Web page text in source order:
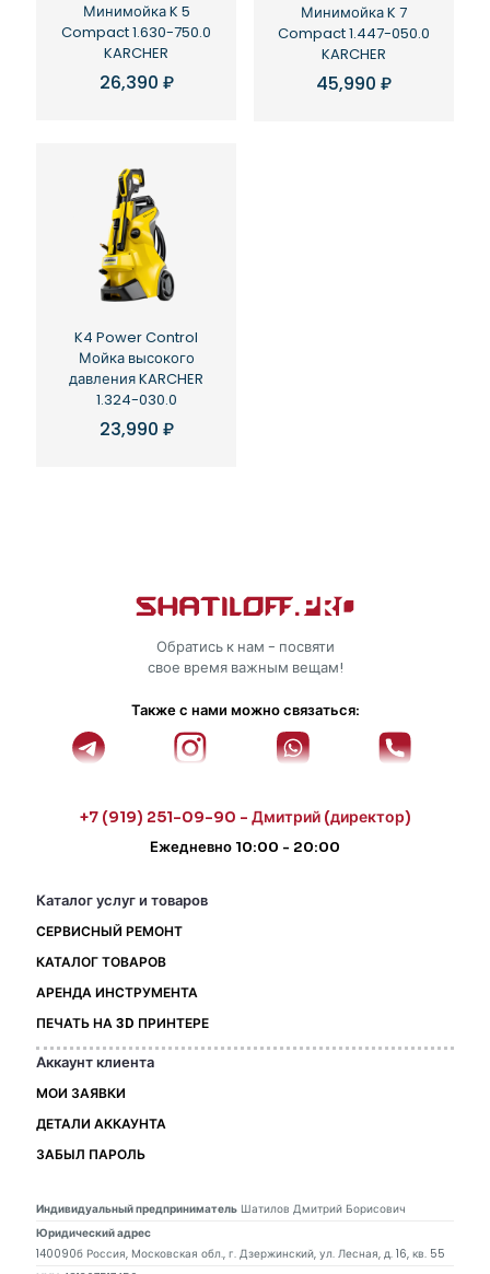
Минимойка K 5
Compact 1.630-750.0
KARCHER
26,390 ₽
Минимойка K 7
Compact 1.447-050.0
KARCHER
45,990 ₽
K4 Power Control
Мойка высокого
давления KARCHER
1.324-030.0
23,990 ₽
Обратись к нам - посвяти
свое время важным вещам!
Также с нами можно связаться:
+7 (919) 251-09-90 - Дмитрий (директор)
Ежедневно 10:00 - 20:00
Каталог услуг и товаров
СЕРВИСНЫЙ РЕМОНТ
КАТАЛОГ ТОВАРОВ
АРЕНДА ИНСТРУМЕНТА
ПЕЧАТЬ НА 3D ПРИНТЕРЕ
Аккаунт клиента
МОИ ЗАЯВКИ
ДЕТАЛИ АККАУНТА
ЗАБЫЛ ПАРОЛЬ
Индивидуальный предприниматель Шатилов Дмитрий Борисович
Юридический адрес
140090б Россия, Московская обл., г. Дзержинский, ул. Лесная, д. 16, кв. 55